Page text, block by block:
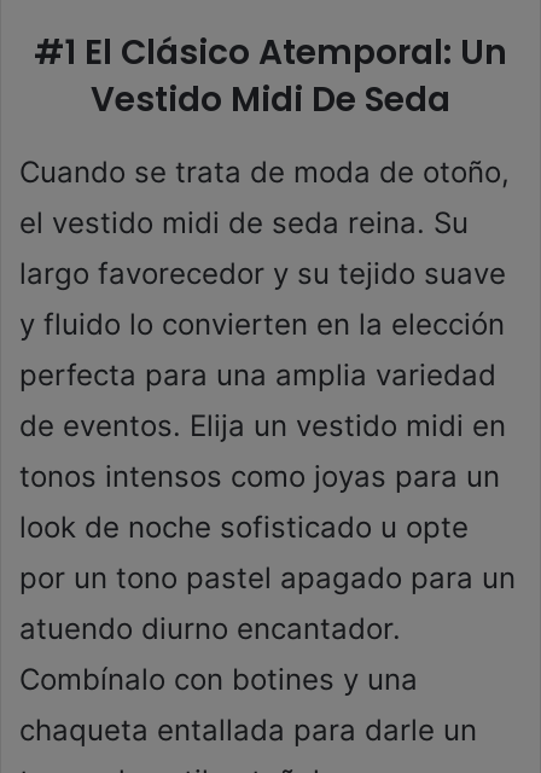
#1 El Clásico Atemporal: Un
Vestido Midi De Seda
Cuando se trata de moda de otoño,
el vestido midi de seda reina. Su
largo favorecedor y su tejido suave
y fluido lo convierten en la elección
perfecta para una amplia variedad
de eventos. Elija un vestido midi en
tonos intensos como joyas para un
look de noche sofisticado u opte
por un tono pastel apagado para un
atuendo diurno encantador.
Combínalo con botines y una
chaqueta entallada para darle un